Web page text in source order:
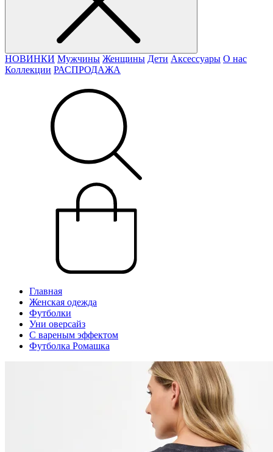
НОВИНКИ Мужчины Женщины Дети Аксессуары О нас
Коллекции РАСПРОДАЖА
Главная
Женская одежда
Футболки
Уни оверсайз
С вареным эффектом
Футболка Ромашка